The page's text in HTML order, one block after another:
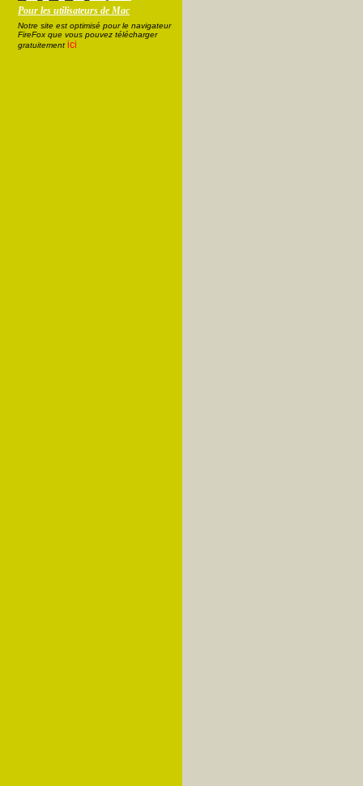
Pour les utilisateurs de Mac
Notre site est optimisé pour le navigateur
FireFox que vous pouvez télécharger
gratuitement ici